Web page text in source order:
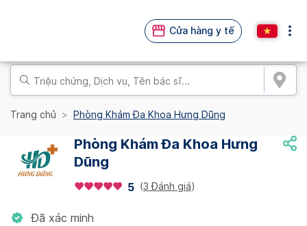
Cửa hàng y tế
Trang chủ Phòng Khám Đa Khoa Hưng Dũng
Phòng Khám Đa Khoa Hưng
Dũng
5 (3 Đánh giá)
Đã xác minh